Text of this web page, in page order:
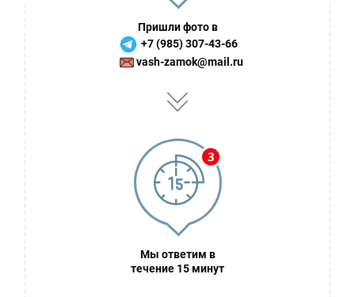
Пришли фото в
+7 (985) 307-43-66
vash-zamok@mail.ru
Мы ответим в
течение 15 минут